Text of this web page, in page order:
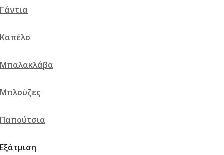
Γάντια
Καπέλο
Μπαλακλάβα
Μπλούζες
Παπούτσια
Εξάτμιση